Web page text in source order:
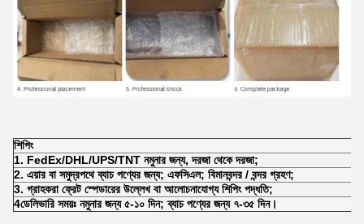
শিপিং
1. FedEx/DHL/UPS/TNT নমুনার জন্য, দরজা থেকে দরজা;
2. এয়ার বা সমুদ্রপথে ব্যাচ পণ্যের জন্য; এফসিএল; বিমানবন্দর / বন্দর গ্রহণ;
3. গ্রাহকরা ফ্রেট স্পেডারের উল্লেখ বা আলোচনাযোগ্য শিপিং পদ্ধতি;
4ডেলিভারি সময়ঃ নমুনার জন্য ৫-১০ দিন; ব্যাচ পণ্যের জন্য ৭-৩৫ দিন।